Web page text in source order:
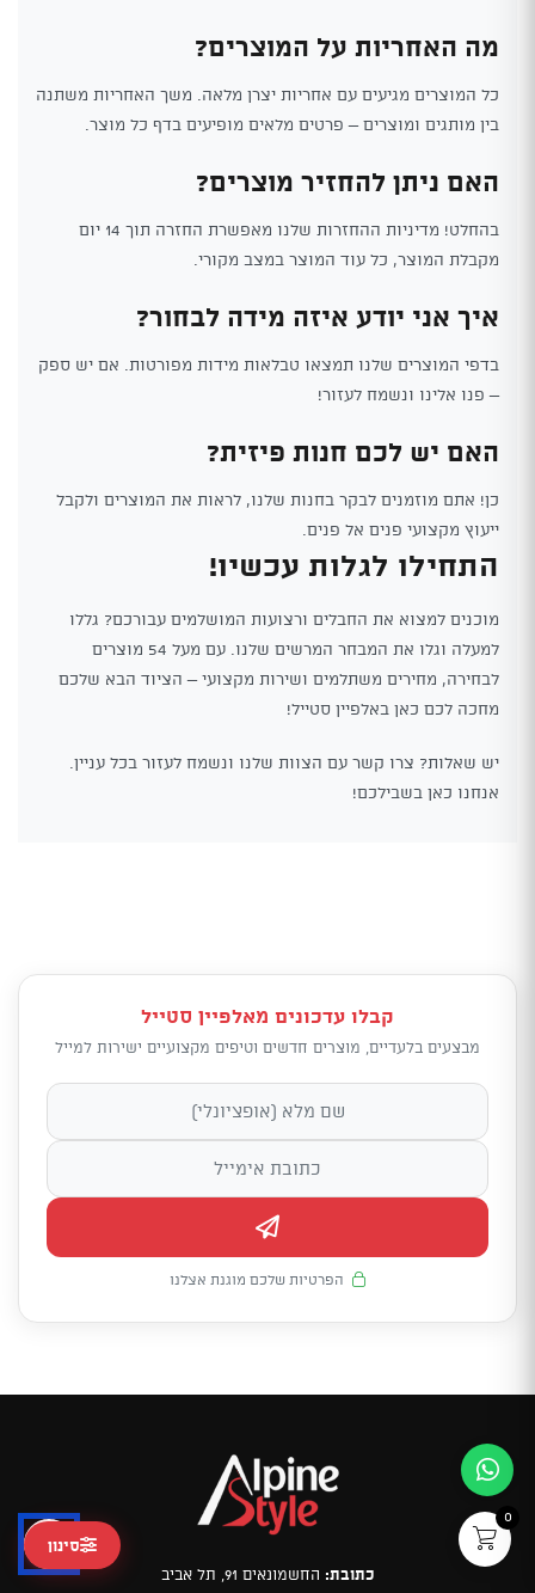
סינון
מה האחריות על המוצרים?
כל המוצרים מגיעים עם אחריות יצרן מלאה. משך האחריות משתנה
בין מותגים ומוצרים – פרטים מלאים מופיעים בדף כל מוצר.
האם ניתן להחזיר מוצרים?
בהחלט! מדיניות ההחזרות שלנו מאפשרת החזרה תוך 14 יום
מקבלת המוצר, כל עוד המוצר במצב מקורי.
איך אני יודע איזה מידה לבחור?
בדפי המוצרים שלנו תמצאו טבלאות מידות מפורטות. אם יש ספק
– פנו אלינו ונשמח לעזור!
האם יש לכם חנות פיזית?
כן! אתם מוזמנים לבקר בחנות שלנו, לראות את המוצרים ולקבל
ייעוץ מקצועי פנים אל פנים.
התחילו לגלות עכשיו!
מוכנים למצוא את החבלים ורצועות המושלמים עבורכם? גללו
למעלה וגלו את המבחר המרשים שלנו. עם מעל 54 מוצרים
לבחירה, מחירים משתלמים ושירות מקצועי – הציוד הבא שלכם
מחכה לכם כאן באלפיין סטייל!
יש שאלות? צרו קשר עם הצוות שלנו ונשמח לעזור בכל עניין.
אנחנו כאן בשבילכם!
קבלו עדכונים מאלפיין סטייל
מבצעים בלעדיים, מוצרים חדשים וטיפים מקצועיים ישירות למייל
הפרטיות שלכם מוגנת אצלנו
כתובת: החשמונאים 91, תל אביב
0